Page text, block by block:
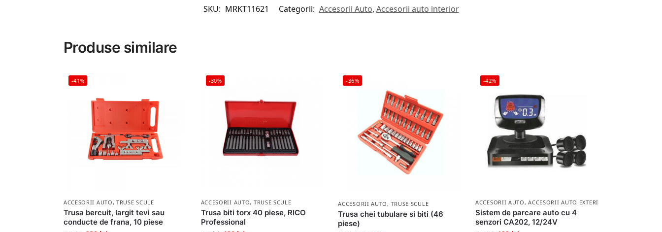
SKU: MRKT11621 Categorii: Accesorii Auto, Accesorii auto interior
Produse similare
-41%
ACCESORII AUTO,TRUSE SCULE
Trusa bercuit, largit tevi sau
conducte de frana, 10 piese
-30%
ACCESORII AUTO, TRUSE SCULE
Trusa biti torx 40 piese, RICO
Professional
-36%
ACCESORII AUTO , TRUSE SCULE
Trusa chei tubulare si biti (46
piese)
-42%
ACCESORII AUTO,ACCESORII AUTO EXTERIOR
Sistem de parcare auto cu 4
senzori CA202, 12/24V